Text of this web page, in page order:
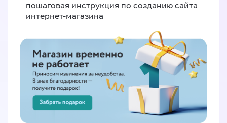
пошаговая инструкция по созданию сайта
интернет-магазина